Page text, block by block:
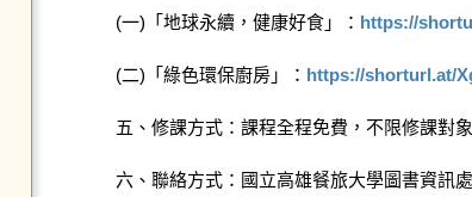
    (一)「地球永續，健康好食」：
https://
    (二)「綠色環保廚房」：
https://shorturl.at/
六、聯絡方式：國立高雄餐旅大學圖書資